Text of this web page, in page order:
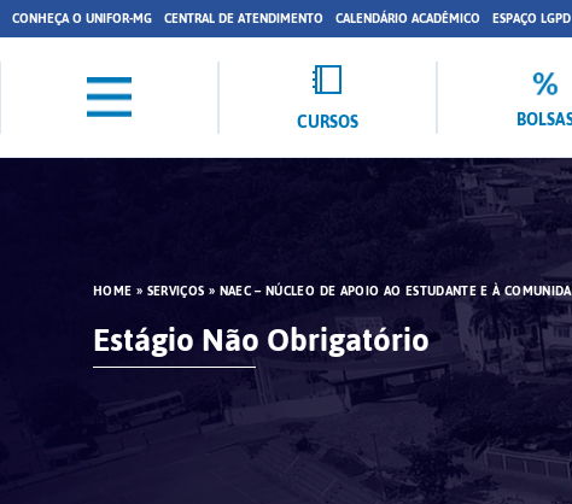
CONHEÇA O UNIFOR-MG CENTRAL DE ATENDIMENTO CALENDÁRIO ACADÊMICO ESPAÇO LGPD
CURSOS
HOME»SERVIÇOS»NAEC – NÚCLEO DE APOIO AO ESTUDANTE E À
Estágio Não Obrigatório